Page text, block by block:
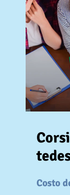
Costo